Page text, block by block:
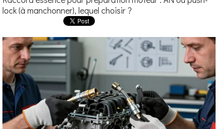
lock (à manchonner), lequel choisir ?